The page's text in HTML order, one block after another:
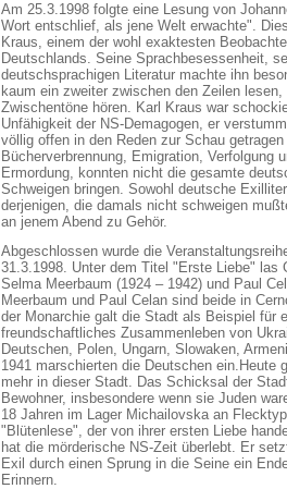
Am 25.3.1998 folgte eine Lesung von
Wort entschlief, als jene Welt erwachte".
Kraus, einem der wohl exaktesten
Deutschlands. Seine Sprachbesessenheit,
deutschsprachigen Literatur machte ihn
kaum ein zweiter zwischen den Zeilen lesen,
Zwischentöne hören. Karl Kraus war
Unfähigkeit der NS-Demagogen, er
völlig offen in den Reden zur Schau
Bücherverbrennung, Emigration, Verfolgung
Ermordung, konnten nicht die gesamte
Schweigen bringen. Sowohl deutsche
derjenigen, die damals nicht schweigen
an jenem Abend zu Gehör.
Abgeschlossen wurde die
31.3.1998. Unter dem Titel "Erste Liebe" las
Selma Meerbaum (1924 – 1942) und Paul
Meerbaum und Paul Celan sind beide in
der Monarchie galt die Stadt als Beispiel für
freundschaftliches Zusammenleben von
Deutschen, Polen, Ungarn, Slowaken,
1941 marschierten die Deutschen ein.Heute
mehr in dieser Stadt. Das Schicksal der
Bewohner, insbesondere wenn sie Juden
18 Jahren im Lager Michailovska an
"Blütenlese", der von ihrer ersten Liebe
hat die mörderische NS-Zeit überlebt. Er
Exil durch einen Sprung in die Seine ein
Erinnern.